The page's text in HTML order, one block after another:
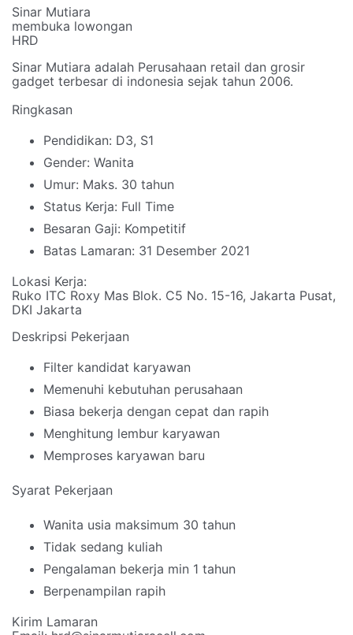
Sinar Mutiara
membuka lowongan
HRD
Sinar Mutiara adalah Perusahaan retail dan grosir
gadget terbesar di indonesia sejak tahun 2006.
Ringkasan
Pendidikan: D3, S1
Gender: Wanita
Umur: Maks. 30 tahun
Status Kerja: Full Time
Besaran Gaji: Kompetitif
Batas Lamaran: 31 Desember 2021
Lokasi Kerja:
Ruko ITC Roxy Mas Blok. C5 No. 15-16, Jakarta Pusat,
DKI Jakarta
Deskripsi Pekerjaan
Filter kandidat karyawan
Memenuhi kebutuhan perusahaan
Biasa bekerja dengan cepat dan rapih
Menghitung lembur karyawan
Memproses karyawan baru
Syarat Pekerjaan
Wanita usia maksimum 30 tahun
Tidak sedang kuliah
Pengalaman bekerja min 1 tahun
Berpenampilan rapih
Kirim Lamaran